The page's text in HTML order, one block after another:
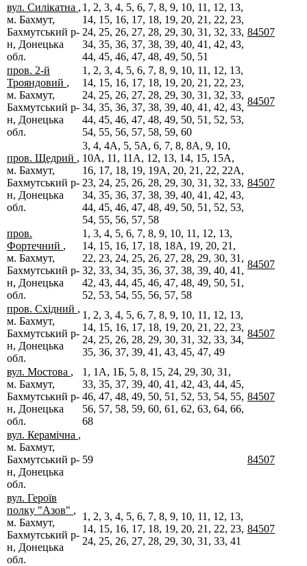
вул. Силікатна ,
м. Бахмут,
Бахмутський р-
н, Донецька
обл.
1, 2, 3, 4, 5, 6, 7, 8, 9, 10, 11, 12, 13,
14, 15, 16, 17, 18, 19, 20, 21, 22, 23,
24, 25, 26, 27, 28, 29, 30, 31, 32, 33,
34, 35, 36, 37, 38, 39, 40, 41, 42, 43,
44, 45, 46, 47, 48, 49, 50, 51
84507
пров. 2-й
Трояндовий ,
м. Бахмут,
Бахмутський р-
н, Донецька
обл.
1, 2, 3, 4, 5, 6, 7, 8, 9, 10, 11, 12, 13,
14, 15, 16, 17, 18, 19, 20, 21, 22, 23,
24, 25, 26, 27, 28, 29, 30, 31, 32, 33,
34, 35, 36, 37, 38, 39, 40, 41, 42, 43,
44, 45, 46, 47, 48, 49, 50, 51, 52, 53,
54, 55, 56, 57, 58, 59, 60
84507
пров. Щедрий ,
м. Бахмут,
Бахмутський р-
н, Донецька
обл.
3, 4, 4А, 5, 5А, 6, 7, 8, 8А, 9, 10,
10А, 11, 11А, 12, 13, 14, 15, 15А,
16, 17, 18, 19, 19А, 20, 21, 22, 22А,
23, 24, 25, 26, 28, 29, 30, 31, 32, 33,
34, 35, 36, 37, 38, 39, 40, 41, 42, 43,
44, 45, 46, 47, 48, 49, 50, 51, 52, 53,
54, 55, 56, 57, 58
84507
пров.
Фортечний ,
м. Бахмут,
Бахмутський р-
н, Донецька
обл.
1, 3, 4, 5, 6, 7, 8, 9, 10, 11, 12, 13,
14, 15, 16, 17, 18, 18А, 19, 20, 21,
22, 23, 24, 25, 26, 27, 28, 29, 30, 31,
32, 33, 34, 35, 36, 37, 38, 39, 40, 41,
42, 43, 44, 45, 46, 47, 48, 49, 50, 51,
52, 53, 54, 55, 56, 57, 58
84507
пров. Східний ,
м. Бахмут,
Бахмутський р-
н, Донецька
обл.
1, 2, 3, 4, 5, 6, 7, 8, 9, 10, 11, 12, 13,
14, 15, 16, 17, 18, 19, 20, 21, 22, 23,
24, 25, 26, 28, 29, 30, 31, 32, 33, 34,
35, 36, 37, 39, 41, 43, 45, 47, 49
84507
вул. Мостова ,
м. Бахмут,
Бахмутський р-
н, Донецька
обл.
1, 1А, 1Б, 5, 8, 15, 24, 29, 30, 31,
33, 35, 37, 39, 40, 41, 42, 43, 44, 45,
46, 47, 48, 49, 50, 51, 52, 53, 54, 55,
56, 57, 58, 59, 60, 61, 62, 63, 64, 66,
68
84507
вул. Керамічна ,
м. Бахмут,
Бахмутський р-
н, Донецька
обл.
59 84507
вул. Героїв
полку "Азов" ,
м. Бахмут,
Бахмутський р-
н, Донецька
обл.
1, 2, 3, 4, 5, 6, 7, 8, 9, 10, 11, 12, 13,
14, 15, 16, 17, 18, 19, 20, 21, 22, 23,
24, 25, 26, 27, 28, 29, 30, 31, 33, 41
84507